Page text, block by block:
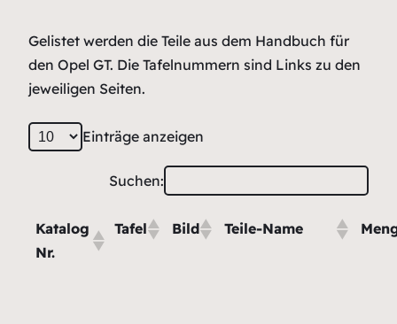
Gelistet werden die Teile aus dem Handbuch für
den Opel GT. Die Tafelnummern sind Links zu den
jeweiligen Seiten.
Einträge anzeigen
Suchen:
Katalog
Nr.
Tafel Bild Teile-Name